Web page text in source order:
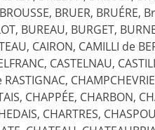
BRUER,
BUREAU, BURGET,
CAIRON, CAMILLI de
CASTELNAU,
CHAPPÉE, CHARBON,
CHARTRES,